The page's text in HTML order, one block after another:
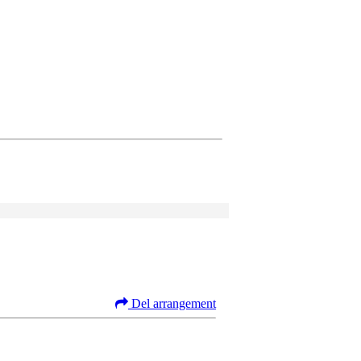
Del arrangement